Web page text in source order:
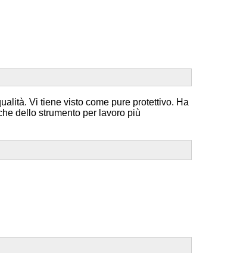
Vi tiene visto come pure protettivo. Ha
dello strumento per lavoro più